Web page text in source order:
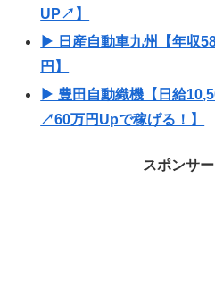
UP↗】
▶ 日産自動車九州【年収
円】
▶ 豊田自動織機【日給
↗60万円Upで稼げる！】
スポンサ